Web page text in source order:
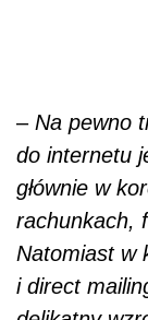
– Na pewno
do internetu
głównie w
rachunkach,
Natomiast w
i direct